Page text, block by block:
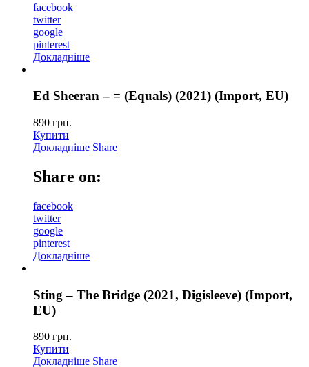
facebook
twitter
google
pinterest
Докладніше
Ed Sheeran – = (Equals) (2021) (Import, EU)
890 грн.
Купити
Докладніше Share
Share on:
facebook
twitter
google
pinterest
Докладніше
Sting – The Bridge (2021, Digisleeve) (Import,
EU)
890 грн.
Купити
Докладніше Share